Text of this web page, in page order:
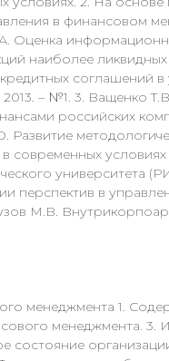
в финансовом
Оценка
наиболее
соглашений
– №1. 3. Ващенко
российских
современных
университета
перспектив в
М.В.
менеджмента 1.
менеджмента.
состояние